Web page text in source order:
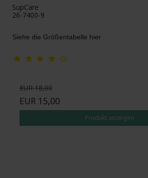
SupCare
26-7400-9
Siehe die Größentabelle hier
EUR 18,00
EUR 15,00
Produkt anzeigen